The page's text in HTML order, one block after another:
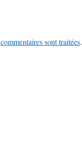
sont traitées.